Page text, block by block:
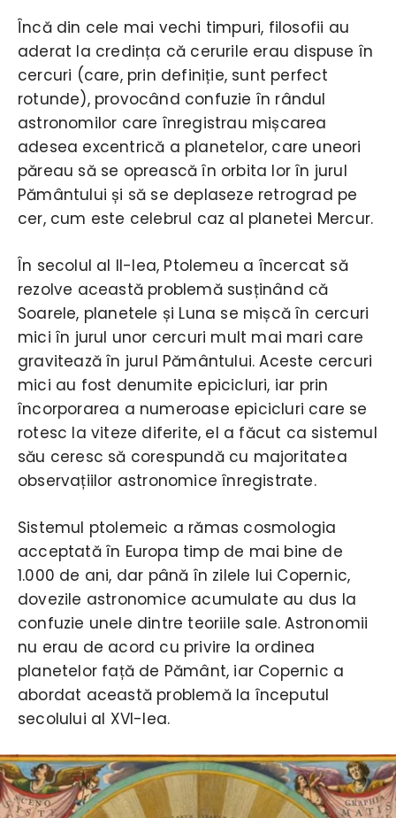
Încă din cele mai vechi timpuri, filosofii au
aderat la credința că cerurile erau dispuse în
cercuri (care, prin definiție, sunt perfect
rotunde), provocând confuzie în rândul
astronomilor care înregistrau mișcarea
adesea excentrică a planetelor, care uneori
păreau să se oprească în orbita lor în jurul
Pământului și să se deplaseze retrograd pe
cer, cum este celebrul caz al planetei Mercur.
În secolul al II-lea, Ptolemeu a încercat să
rezolve această problemă susținând că
Soarele, planetele și Luna se mișcă în cercuri
mici în jurul unor cercuri mult mai mari care
gravitează în jurul Pământului. Aceste cercuri
mici au fost denumite epicicluri, iar prin
încorporarea a numeroase epicicluri care se
rotesc la viteze diferite, el a făcut ca sistemul
său ceresc să corespundă cu majoritatea
observațiilor astronomice înregistrate.
Sistemul ptolemeic a rămas cosmologia
acceptată în Europa timp de mai bine de
1.000 de ani, dar până în zilele lui Copernic,
dovezile astronomice acumulate au dus la
confuzie unele dintre teoriile sale. Astronomii
nu erau de acord cu privire la ordinea
planetelor față de Pământ, iar Copernic a
abordat această problemă la începutul
secolului al XVI-lea.